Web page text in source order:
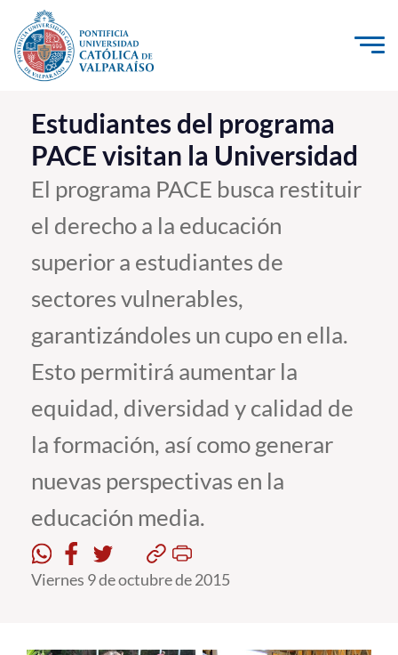
Click acá para ir directamente al contenido
La Universidad
Investigación, Creación e Innovación
PUCV Internacional
Vinculación con el Medio
Admisión
Formación Continua
Estudiantes
Académicos
Funcionarios
Alumni
Estudiantes del programa
PACE visitan la Universidad
El programa PACE busca restituir
el derecho a la educación
superior a estudiantes de
sectores vulnerables,
garantizándoles un cupo en ella.
Esto permitirá aumentar la
equidad, diversidad y calidad de
la formación, así como generar
nuevas perspectivas en la
educación media.
Viernes 9 de octubre de 2015